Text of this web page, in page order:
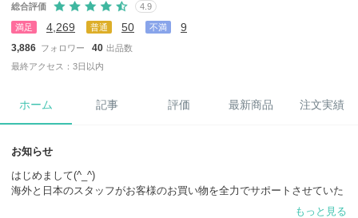
総合評価 4.9
満足 4,269 普通 50 不満 9
3,886 フォロワー 40 出品数
最終アクセス：3日以内
ホーム 記事 評価 最新商品 注文実績
お知らせ
はじめまして(^_^)
海外と日本のスタッフがお客様のお買い物を全力でサポートさせていた
もっと見る